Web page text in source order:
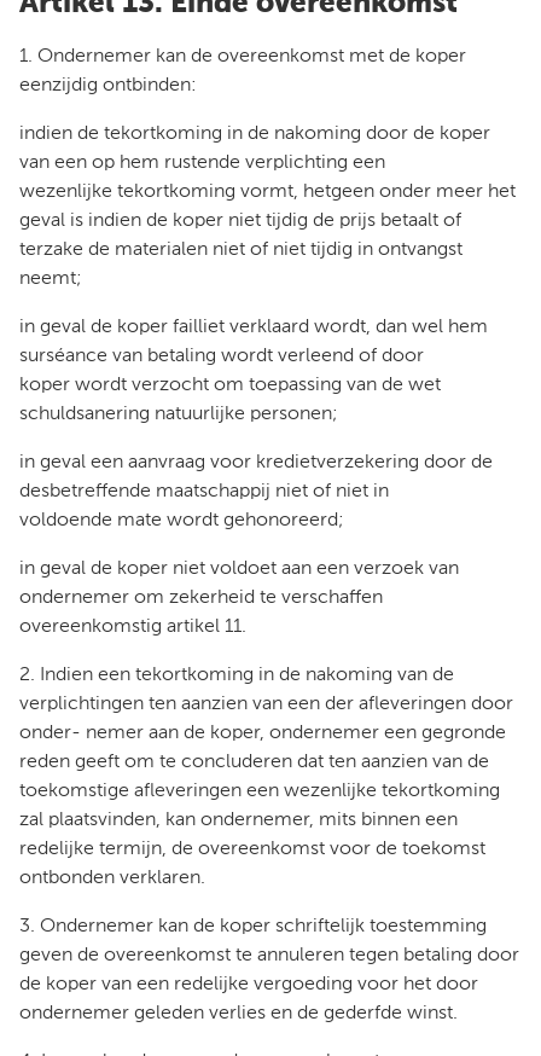
1. Ondernemer kan de overeenkomst met de koper
eenzijdig ontbinden:
indien de tekortkoming in de nakoming door de koper
van een op hem rustende verplichting een
wezenlijke tekortkoming vormt, hetgeen onder meer het
geval is indien de koper niet tijdig de prijs betaalt of
terzake de materialen niet of niet tijdig in ontvangst
neemt;
in geval de koper failliet verklaard wordt, dan wel hem
surséance van betaling wordt verleend of door
koper wordt verzocht om toepassing van de wet
schuldsanering natuurlijke personen;
in geval een aanvraag voor kredietverzekering door de
desbetreffende maatschappij niet of niet in
voldoende mate wordt gehonoreerd;
in geval de koper niet voldoet aan een verzoek van
ondernemer om zekerheid te verschaffen
overeenkomstig artikel 11.
2. Indien een tekortkoming in de nakoming van de
verplichtingen ten aanzien van een der afleveringen door
onder- nemer aan de koper, ondernemer een gegronde
reden geeft om te concluderen dat ten aanzien van de
toekomstige afleveringen een wezenlijke tekortkoming
zal plaatsvinden, kan ondernemer, mits binnen een
redelijke termijn, de overeenkomst voor de toekomst
ontbonden verklaren.
3. Ondernemer kan de koper schriftelijk toestemming
geven de overeenkomst te annuleren tegen betaling door
de koper van een redelijke vergoeding voor het door
ondernemer geleden verlies en de gederfde winst.